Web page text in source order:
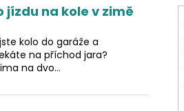
jízdu na kole v zimě
kolo do garáže a
na příchod jara?
na dvo...